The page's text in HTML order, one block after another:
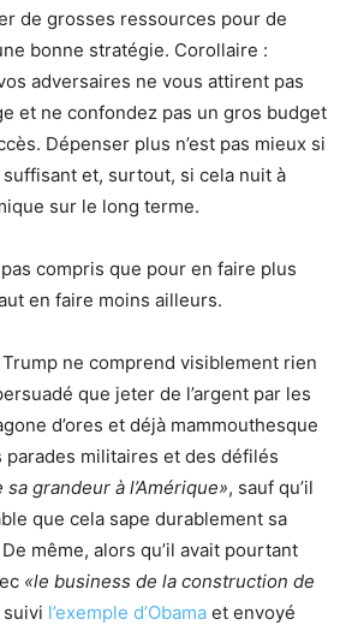
de grosses ressources pour de
bonne stratégie. Corollaire :
adversaires ne vous attirent pas
et ne confondez pas un gros budget
Dépenser plus n’est pas mieux si
et, surtout, si cela nuit à
sur le long terme.
compris que pour en faire plus
en faire moins ailleurs.
ne comprend visiblement rien
que jeter de l’argent par les
d’ores et déjà mammouthesque
parades militaires et des défilés
sa grandeur à l’Amérique», sauf qu’il
que cela sape durablement sa
même, alors qu’il avait pourtant
«le business de la construction de
suivi l’exemple d’Obama et envoyé